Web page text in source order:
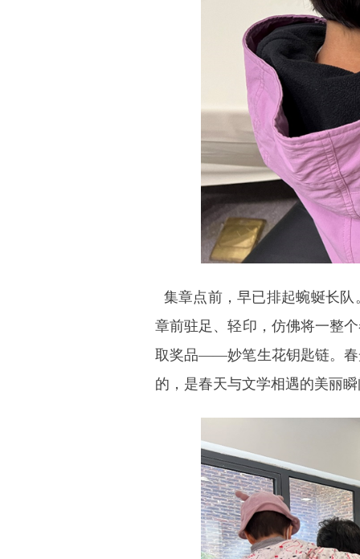
集章点前，早已排起蜿蜒长
章前驻足、轻印，仿佛将一整
取奖品——妙笔生花钥匙链。春
的，是春天与文学相遇的美丽